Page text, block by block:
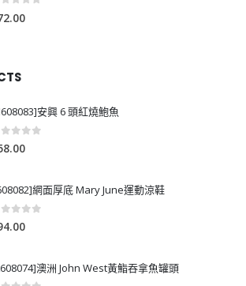
安興 6 頭紅燒鮑魚
of 5
網面厚底 Mary June運動涼鞋
澳洲 John West黃鮨吞拿魚罐頭